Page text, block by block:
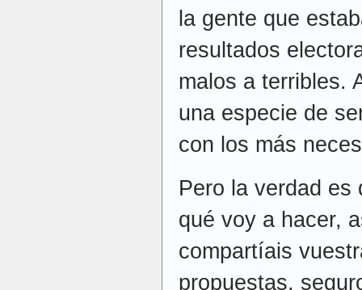
la gente que
resultados
malos a terribles.
una especie de
con los más
Pero la verdad es
qué voy a hacer,
compartíais
propuestas,